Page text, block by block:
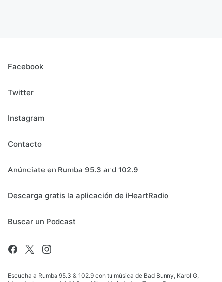
Facebook
Twitter
Instagram
Contacto
Anúnciate en Rumba 95.3 and 102.9
Descarga gratis la aplicación de iHeartRadio
Buscar un Podcast
Escucha a Rumba 95.3 & 102.9 con tu música de Bad Bunny, Karol G,